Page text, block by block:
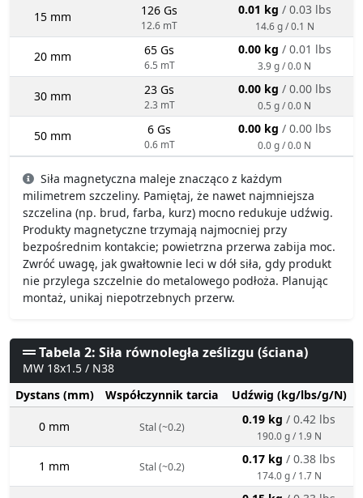
15 mm 126 Gs
12.6 mT
0.01 kg / 0.03 lbs
14.6 g / 0.1 N
20 mm 65 Gs
6.5 mT
0.00 kg / 0.01 lbs
3.9 g / 0.0 N
30 mm 23 Gs
2.3 mT
0.00 kg / 0.00 lbs
0.5 g / 0.0 N
50 mm 6 Gs
0.6 mT
0.00 kg / 0.00 lbs
0.0 g / 0.0 N
Siła magnetyczna maleje znacząco z każdym
milimetrem szczeliny. Pamiętaj, że nawet najmniejsza
szczelina (np. brud, farba, kurz) mocno redukuje udźwig.
Produkty magnetyczne trzymają najmocniej przy
bezpośrednim kontakcie; powietrzna przerwa zabija moc.
Zwróć uwagę, jak gwałtownie leci w dół siła, gdy produkt
nie przylega szczelnie do metalowego podłoża. Planując
montaż, unikaj niepotrzebnych przerw.
Tabela 2: Siła równoległa ześlizgu (ściana)
MW 18x1.5 / N38
Dystans (mm)
Współczynnik tarcia Udźwig (kg/lbs/g/N)
0 mm Stal (~0.2)
0.19 kg / 0.42 lbs
190.0 g / 1.9 N
1 mm Stal (~0.2)
0.17 kg / 0.38 lbs
174.0 g / 1.7 N